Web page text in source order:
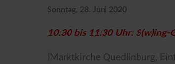
Sonntag, 28. Juni 2020
10:30 bis 11:30 Uhr: S(w)ing-
(Marktkirche Quedlinburg,